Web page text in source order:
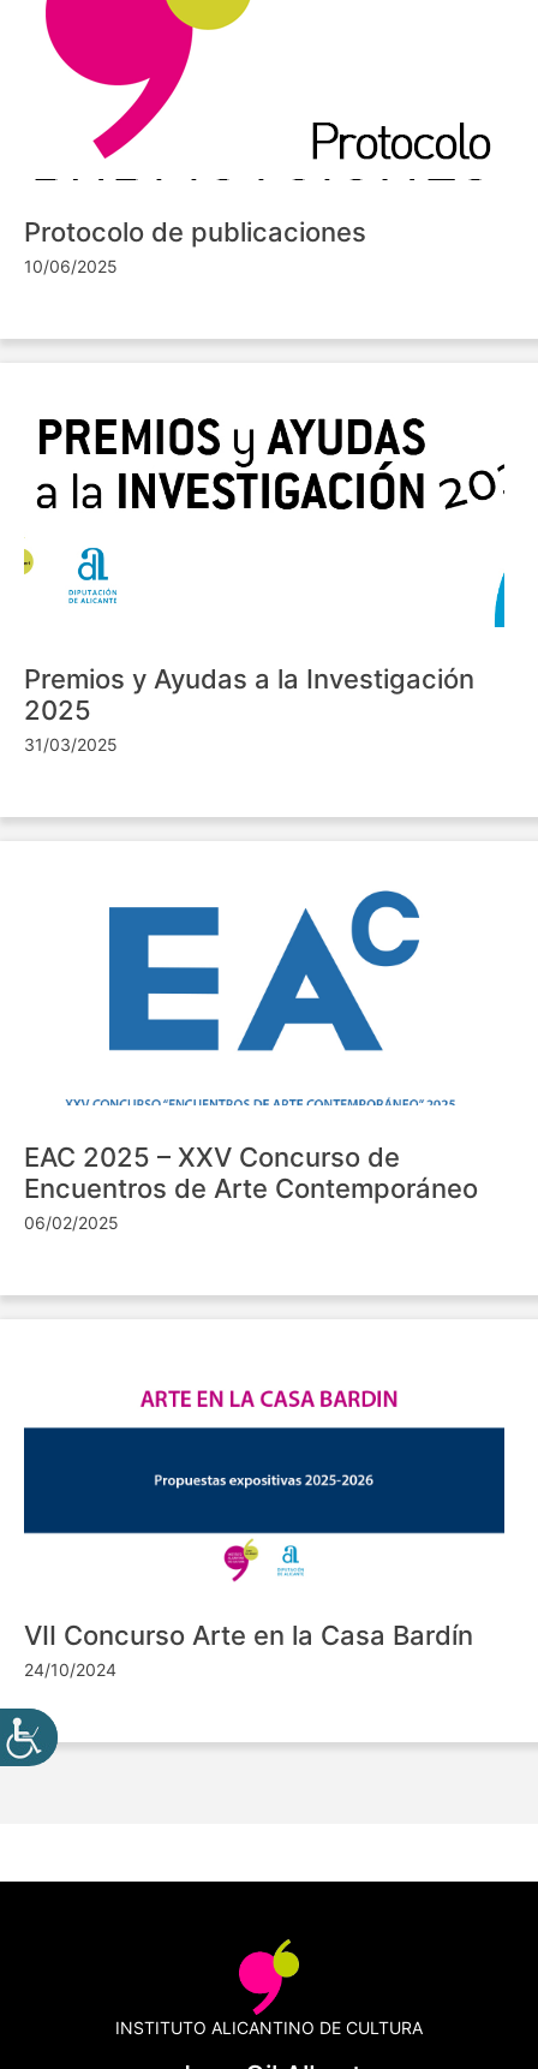
Protocolo de publicaciones
10/06/2025
Premios y Ayudas a la Investigación
2025
31/03/2025
EAC 2025 – XXV Concurso de
Encuentros de Arte Contemporáneo
06/02/2025
VII Concurso Arte en la Casa Bardín
24/10/2024
INSTITUTO ALICANTINO DE CULTURA